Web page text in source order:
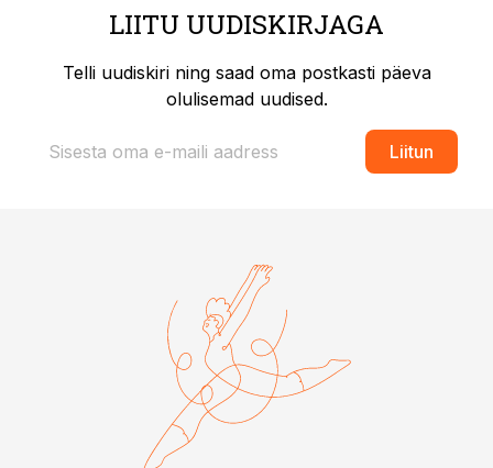
LIITU UUDISKIRJAGA
Telli uudiskiri ning saad oma postkasti päeva
olulisemad uudised.
Liitun